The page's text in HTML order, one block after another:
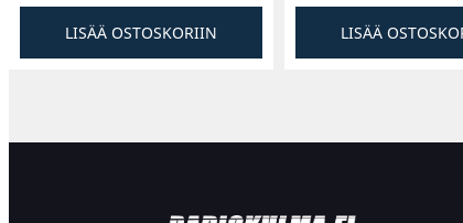
LISÄÄ OSTOSKORIIN LISÄÄ